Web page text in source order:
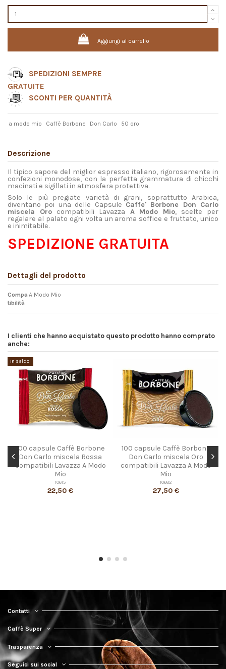
Aggiungi al carrello
SPEDIZIONI SEMPRE
GRATUITE
SCONTI PER QUANTITÀ
a modo mio Caffè Borbone Don Carlo 50 oro
Descrizione
Il tipico sapore del miglior espresso italiano, rigorosamente in
confezioni monodose, con la perfetta grammatura di chicchi
macinati e sigillati in atmosfera protettiva.
Solo le più pregiate varietà di grani, soprattutto Arabica,
diventano poi una delle Capsule Caffe' Borbone Don Carlo
miscela Orocompatibili Lavazza A Modo Mio, scelte per
regalare al palato ogni volta un aroma soffice e fruttato, unico
e inimitabile.
SPEDIZIONE GRATUITA
Dettagli del prodotto
Compa
tibilità
A Modo Mio
I clienti che hanno acquistato questo prodotto hanno comprato
anche:
In saldo!
100 capsule Caffè Borbone
Don Carlo miscela Rossa
compatibili Lavazza A Modo
Mio
10615
22,50 €
100 capsule Caffè Borbone
Don Carlo miscela Oro
compatibili Lavazza A Modo
Mio
10682
27,50 €
Contatti
Caffè Super
Trasparenza
Seguici sui social